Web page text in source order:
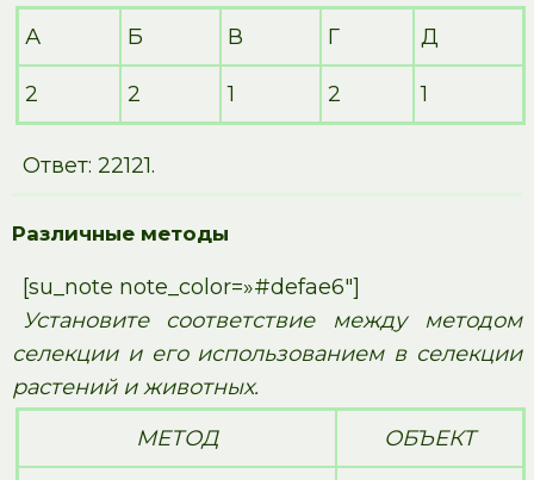
А
Б В Г Д
2 2 1 2 1
Ответ: 22121.
Различные методы
[su_note note_color=»#defae6″]
Установите соответствие между методом
селекции и его использованием в селекции
растений и животных.
МЕТОД
ОБЪЕКТ